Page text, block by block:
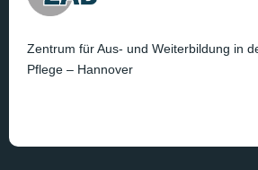
Zentrum für Aus- und Weiterbildung in
Pflege – Hannover